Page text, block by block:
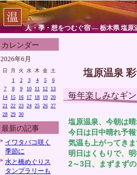
人・季・想をつむぐ宿 ― 栃木県 塩原
カレンダー
2026年6月
日 月 火 水 木 金
土
1
2 3 4 5
6
7
8 9 10 11 12
13
14
15 16 17 18 19 20
21
22 23 24 25 26 27
28 29 30
最新の記事
イワタバコ咲く
季節に
水と橋めぐりス
タンプラリーも
塩原温泉
毎年楽しみなギ
塩原温泉、今朝は
今日は日中晴れ予
気温も上がってき
明日はくもりで、
2～3日、まずまず